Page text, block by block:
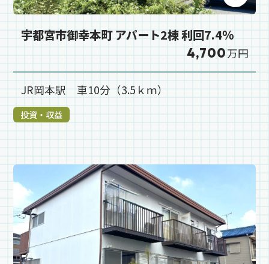
宇都宮市御幸本町 アパート2棟 利回7.4％
4,700万円
JR岡本駅 車10分（3.5ｋｍ）
投資・収益